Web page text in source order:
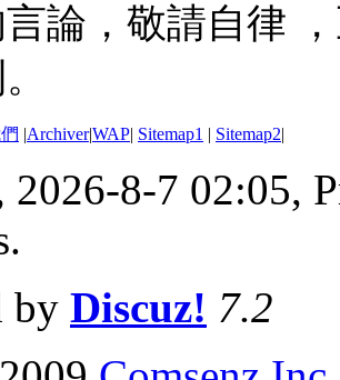
論，敬請自律
|Archiver|WAP| Sitemap1 | Sitemap2|
8-7 02:05,
.
by Discuz! 7.2